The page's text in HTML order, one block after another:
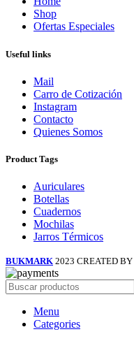
Shop
Ofertas Especiales
Useful links
Mail
Carro de Cotización
Instagram
Contacto
Quienes Somos
Product Tags
Auriculares
Botellas
Cuadernos
Mochilas
Jarros Térmicos
BUKMARK 2023 CREATED BY
Menu
Categories